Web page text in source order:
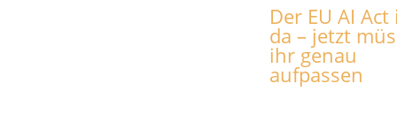
Der EU AI Act
da – jetzt
ihr genau
aufpassen